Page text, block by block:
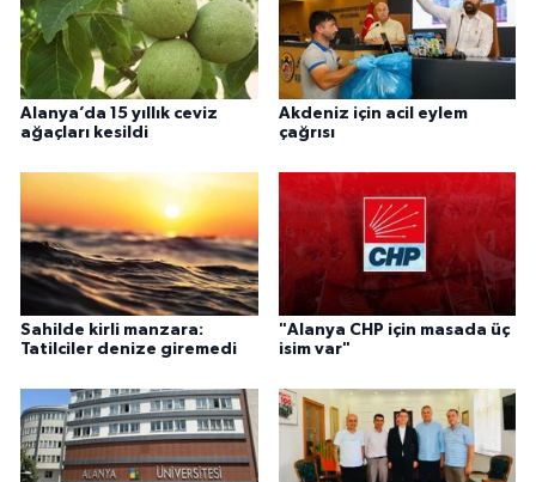
Alanya’da 15 yıllık ceviz
ağaçları kesildi
Akdeniz için acil eylem
çağrısı
Sahilde kirli manzara:
Tatilciler denize giremedi
"Alanya CHP için masada üç
isim var"